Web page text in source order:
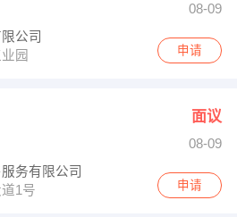
[数据库管理∕DBA ] 招聘信息
动力制冷设备有限公司 】 强势入驻
08-09
公司
园
申请
面议
08-09
务有限公司
1号
申请